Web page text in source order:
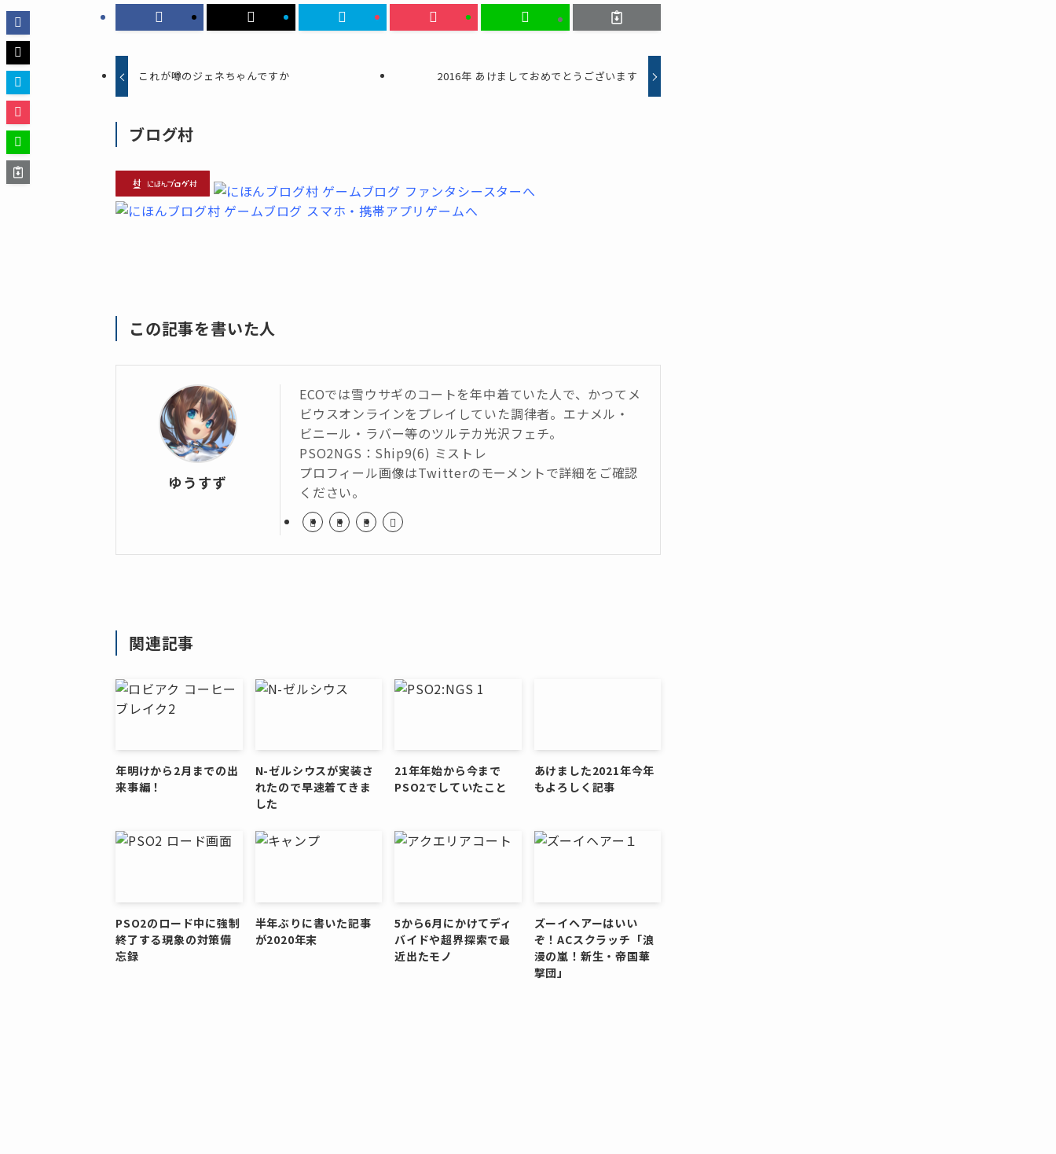
これが噂のジェネちゃんですか 2016年 あけましておめでとうございます
ブログ村
この記事を書いた人
ゆうすず
ECOでは雪ウサギのコートを年中着ていた人で、かつてメ
ビウスオンラインをプレイしていた調律者。エナメル・
ビニール・ラバー等のツルテカ光沢フェチ。
PSO2NGS：Ship9(6) ミストレ
プロフィール画像はTwitterのモーメントで詳細をご確認
ください。
関連記事
年明けから2月までの出
来事編！
N-ゼルシウスが実装さ
れたので早速着てきま
した
21年年始から今まで
PSO2でしていたこと
あけました2021年今年
もよろしく記事
PSO2のロード中に強制
終了する現象の対策備
忘録
半年ぶりに書いた記事
が2020年末
5から6月にかけてディ
バイドや超界探索で最
近出たモノ
ズーイヘアーはいい
ぞ！ACスクラッチ「浪
漫の嵐！新生・帝国華
撃団」